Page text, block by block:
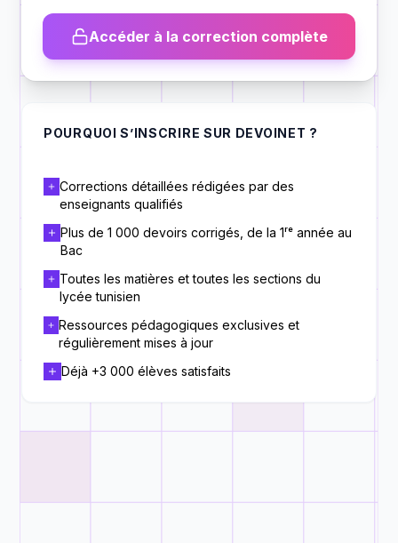
Accéder à la correction complète
POURQUOI S’INSCRIRE SUR DEVOINET ?
Corrections détaillées rédigées par des
enseignants qualifiés
Plus de 1 000 devoirs corrigés, de la 1ʳᵉ année au
Bac
Toutes les matières et toutes les sections du
lycée tunisien
Ressources pédagogiques exclusives et
régulièrement mises à jour
Déjà +3 000 élèves satisfaits